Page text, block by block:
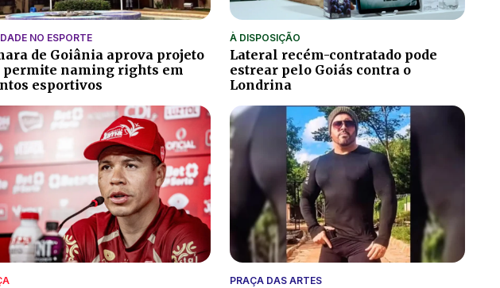
NO ESPORTE
de Goiânia aprova projeto
permite naming rights em
esportivos
À DISPOSIÇÃO
Lateral recém-contratado pode
estrear pelo Goiás contra o
Londrina
PRAÇA DAS ARTES